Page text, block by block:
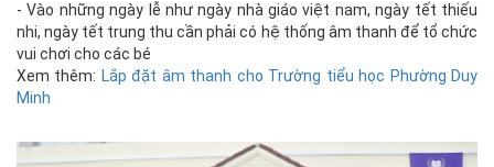
- Vào những ngày lễ như ngày nhà giáo việt nam, ngày tết thiếu
nhi, ngày tết trung thu cần phải có hệ thống âm thanh để tổ chức
vui chơi cho các bé
Xem thêm: Lắp đặt âm thanh cho Trường tiểu học Phường Duy
Minh